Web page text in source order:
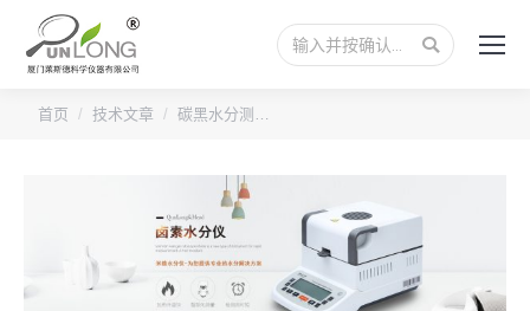
搜
索：
您的位置：
首页 技术文章 碳黑水分测…